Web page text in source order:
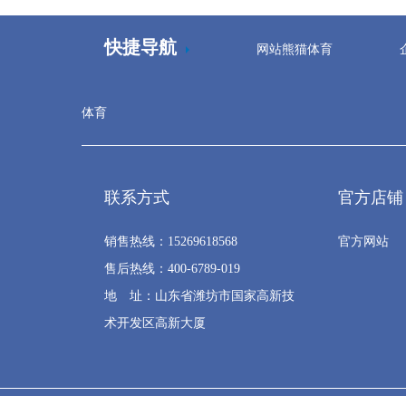
快捷导航 网站熊猫体育
体育
联系方式
销售热线：15269618568
售后热线：400-6789-019
地 址：山东省潍坊市国家高新技
术开发区高新大厦
官方店铺
官方网站